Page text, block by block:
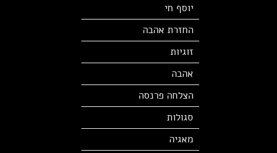
יוסף חי
החזרת אהבה
זוגיות
אהבה
הצלחה פרנסה
סגולות
מאגיה